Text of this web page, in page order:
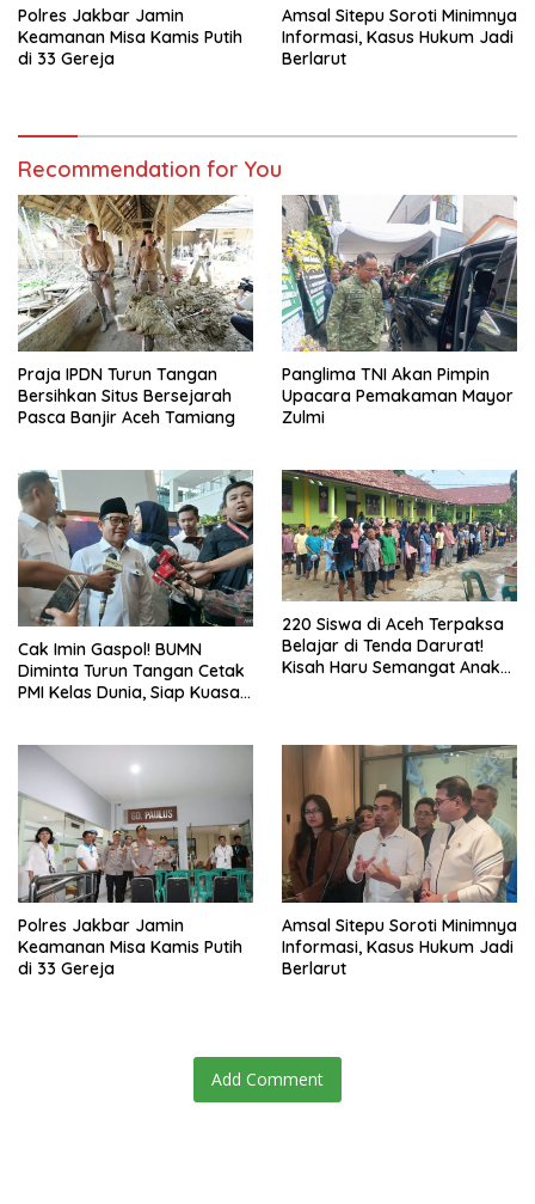
Polres Jakbar Jamin
Keamanan Misa Kamis Putih
di 33 Gereja
Amsal Sitepu Soroti Minimnya
Informasi, Kasus Hukum Jadi
Berlarut
Recommendation for You
Praja IPDN Turun Tangan
Bersihkan Situs Bersejarah
Pasca Banjir Aceh Tamiang
Panglima TNI Akan Pimpin
Upacara Pemakaman Mayor
Zulmi
Cak Imin Gaspol! BUMN
Diminta Turun Tangan Cetak
PMI Kelas Dunia, Siap Kuasai
220 Siswa di Aceh Terpaksa
Belajar di Tenda Darurat!
Kisah Haru Semangat Anak-
Polres Jakbar Jamin
Keamanan Misa Kamis Putih
di 33 Gereja
Amsal Sitepu Soroti Minimnya
Informasi, Kasus Hukum Jadi
Berlarut
Add Comment